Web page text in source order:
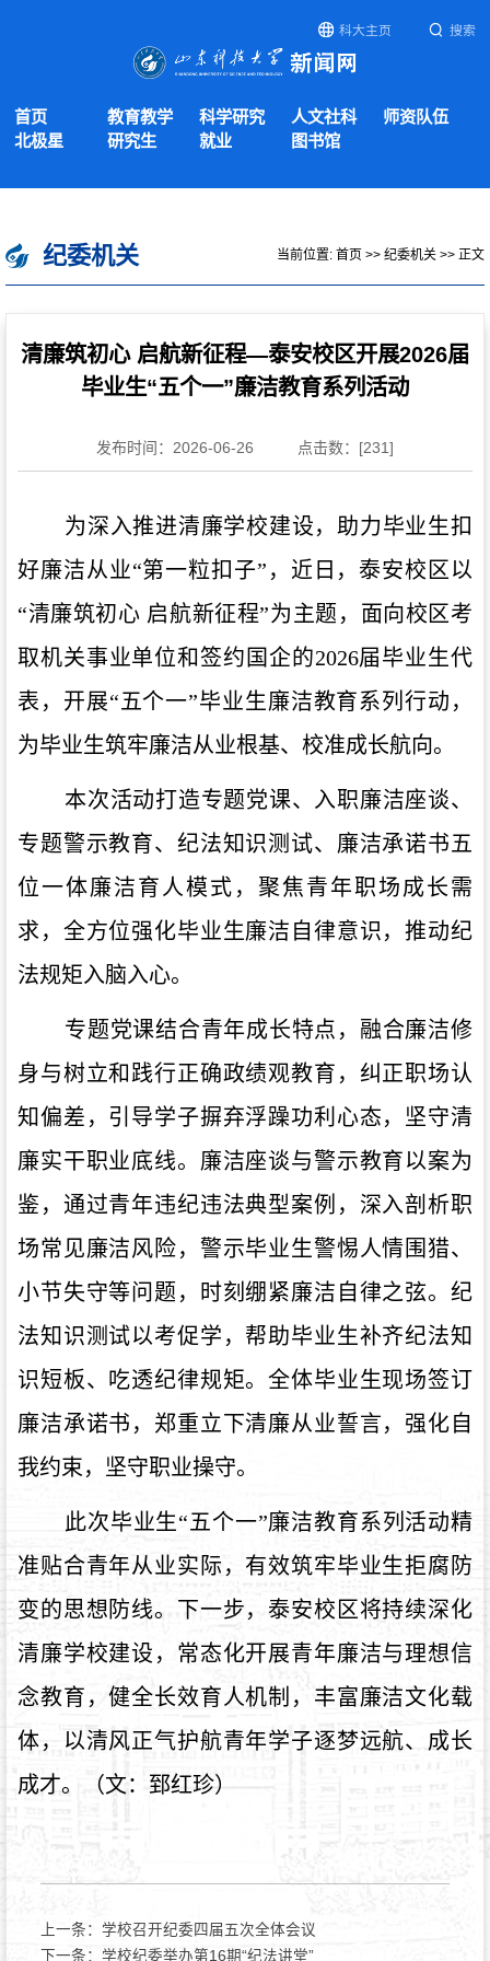
科大主页 搜索
首页 教育教学 科学研究 人文社科
师资队伍
北极星
研究生 就业 图书馆
纪委机关 当前位置: 首页 >> 纪委机关 >> 正文
清廉筑初心 启航新征程—泰安校区开展2026届
毕业生“五个一”廉洁教育系列活动
发布时间：2026-06-26 点击数：[231]
为深入推进清廉学校建设，助力毕业生扣
好廉洁从业“第一粒扣子”，近日，泰安校区以
“清廉筑初心 启航新征程”为主题，面向校区考
取机关事业单位和签约国企的2026届毕业生代
表，开展“五个一”毕业生廉洁教育系列行动，
为毕业生筑牢廉洁从业根基、校准成长航向。
本次活动打造专题党课、入职廉洁座谈、
专题警示教育、纪法知识测试、廉洁承诺书五
位一体廉洁育人模式，聚焦青年职场成长需
求，全方位强化毕业生廉洁自律意识，推动纪
法规矩入脑入心。
专题党课结合青年成长特点，融合廉洁修
身与树立和践行正确政绩观教育，纠正职场认
知偏差，引导学子摒弃浮躁功利心态，坚守清
廉实干职业底线。廉洁座谈与警示教育以案为
鉴，通过青年违纪违法典型案例，深入剖析职
场常见廉洁风险，警示毕业生警惕人情围猎、
小节失守等问题，时刻绷紧廉洁自律之弦。纪
法知识测试以考促学，帮助毕业生补齐纪法知
识短板、吃透纪律规矩。全体毕业生现场签订
廉洁承诺书，郑重立下清廉从业誓言，强化自
我约束，坚守职业操守。
此次毕业生“五个一”廉洁教育系列活动精
准贴合青年从业实际，有效筑牢毕业生拒腐防
变的思想防线。下一步，泰安校区将持续深化
清廉学校建设，常态化开展青年廉洁与理想信
念教育，健全长效育人机制，丰富廉洁文化载
体，以清风正气护航青年学子逐梦远航、成长
成才。（文：郅红珍）
上一条： 学校召开纪委四届五次全体会议
下一条： 学校纪委举办第16期“纪法讲堂”